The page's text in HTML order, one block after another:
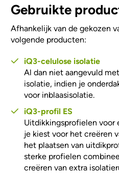
Gebruikte
Afhankelijk van de gekozen
volgende producten:
iQ3-celulose isolatie
Al dan niet aangevuld
isolatie, indien je
voor inblaasisolatie.
iQ3-profil ES
Uitdikkingsprofielen voor
je kiest voor het creëren
het plaatsen van
sterke profielen
creëren van extra